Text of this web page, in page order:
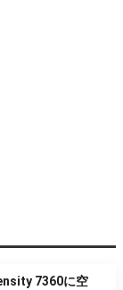
7360に空